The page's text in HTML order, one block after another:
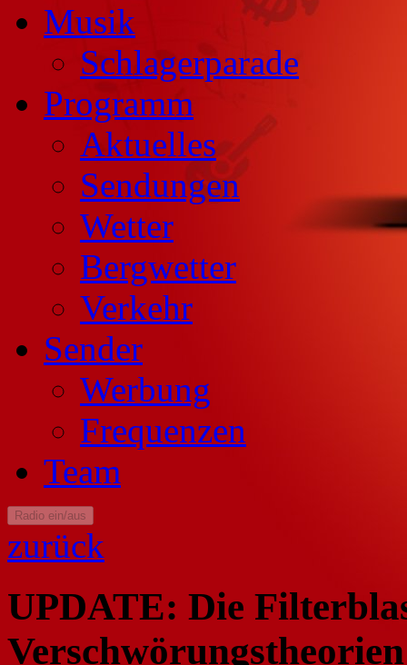
Musik
Schlagerparade
Programm
Aktuelles
Sendungen
Wetter
Bergwetter
Verkehr
Sender
Werbung
Frequenzen
Team
Radio ein/aus
zurück
UPDATE: Die
Verschwörungstheorien